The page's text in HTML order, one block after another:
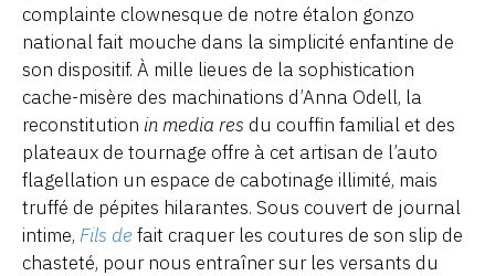
complainte clownesque de notre étalon gonzo
national fait mouche dans la simplicité enfantine de
son dispositif. À mille lieues de la sophistication
cache-misère des machinations d’Anna Odell, la
reconstitution in media res du couffin familial et des
plateaux de tournage offre à cet artisan de l’auto
flagellation un espace de cabotinage illimité, mais
truffé de pépites hilarantes. Sous couvert de journal
intime, Fils de fait craquer les coutures de son slip de
chasteté, pour nous entraîner sur les versants du